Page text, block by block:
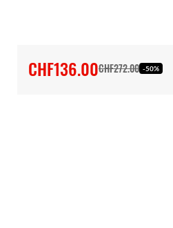
CHF136.00CHF272.00 -50%